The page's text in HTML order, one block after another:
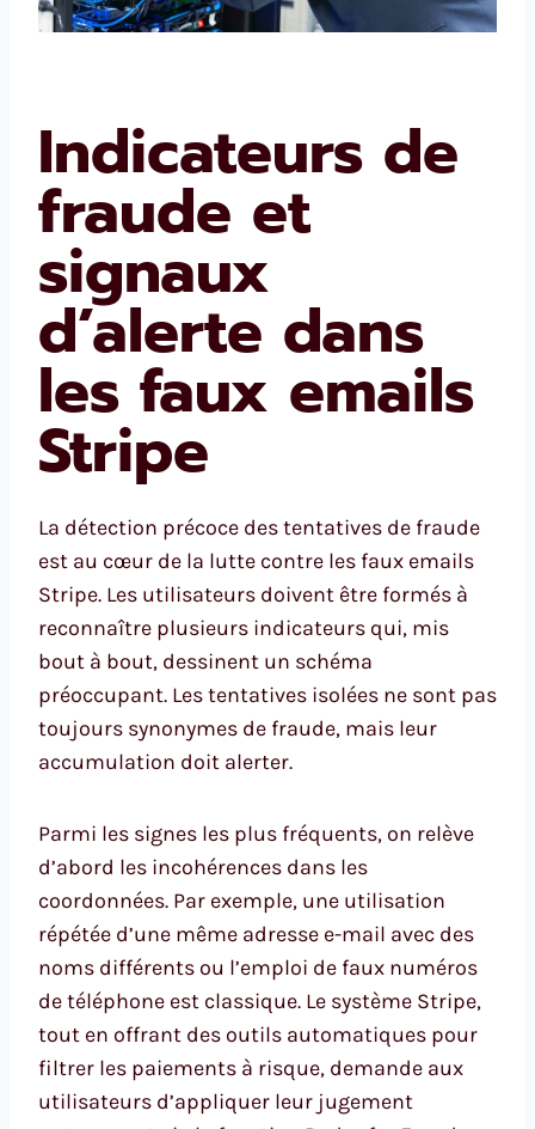
Indicateurs de
fraude et
signaux
d’alerte dans
les faux emails
Stripe
La détection précoce des tentatives de fraude
est au cœur de la lutte contre les faux emails
Stripe. Les utilisateurs doivent être formés à
reconnaître plusieurs indicateurs qui, mis
bout à bout, dessinent un schéma
préoccupant. Les tentatives isolées ne sont pas
toujours synonymes de fraude, mais leur
accumulation doit alerter.
Parmi les signes les plus fréquents, on relève
d’abord les incohérences dans les
coordonnées. Par exemple, une utilisation
répétée d’une même adresse e-mail avec des
noms différents ou l’emploi de faux numéros
de téléphone est classique. Le système Stripe,
tout en offrant des outils automatiques pour
filtrer les paiements à risque, demande aux
utilisateurs d’appliquer leur jugement